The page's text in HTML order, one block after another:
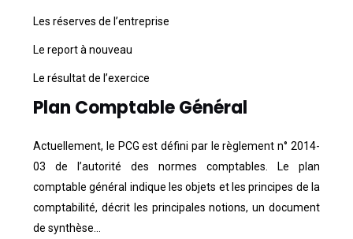
Les réserves de l’entreprise
Le report à nouveau
Le résultat de l’exercice
Plan Comptable Général
Actuellement, le PCG est défini par le règlement n° 2014-
03 de l’autorité des normes comptables. Le plan
comptable général indique les objets et les principes de la
comptabilité, décrit les principales notions, un document
de synthèse…